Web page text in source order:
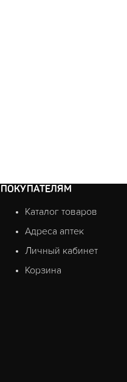
ПОКУПАТЕЛЯМ
Каталог товаров
Адреса аптек
Личный кабинет
Корзина